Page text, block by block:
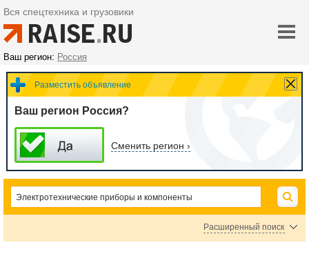
Вся спецтехника и грузовики
Ваш регион: Россия
Разместить объявление
Ваш регион Россия?
Сменить регион ›
Расширенный поиск